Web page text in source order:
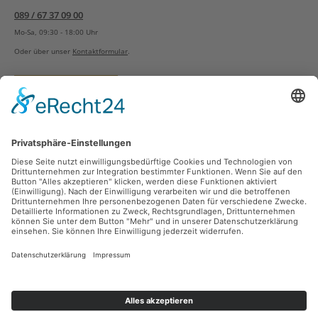
089 / 67 37 09 00
Mo-Sa, 09:30 - 18:00 Uhr
Oder über unser Kontaktformular.
Vertrag widerrufen
Zahlungsarten
Sicher Einkaufen
Ladengeschäft
Newsletter